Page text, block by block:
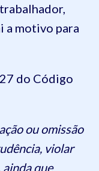
a motivo para
do Código
ou omissão
violar
que